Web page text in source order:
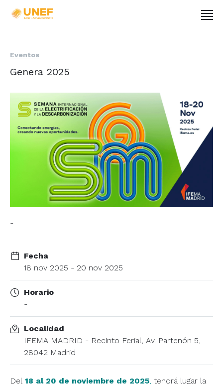
Eventos
Genera 2025
-
Fecha
18 nov 2025 - 20 nov 2025
Horario
-
Localidad
IFEMA MADRID - Recinto Ferial, Av. Partenón 5,
28042 Madrid
Del 18 al 20 de noviembre de 2025, tendrá lugar la